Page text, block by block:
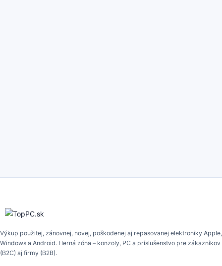
Výkup použitej, zánovnej, novej, poškodenej aj repasovanej elektroniky Apple,
Windows a Android. Herná zóna – konzoly, PC a príslušenstvo pre zákazníkov
(B2C) aj firmy (B2B).